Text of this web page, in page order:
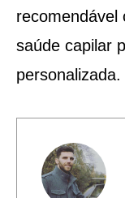
recomendável
saúde capilar
personalizada.